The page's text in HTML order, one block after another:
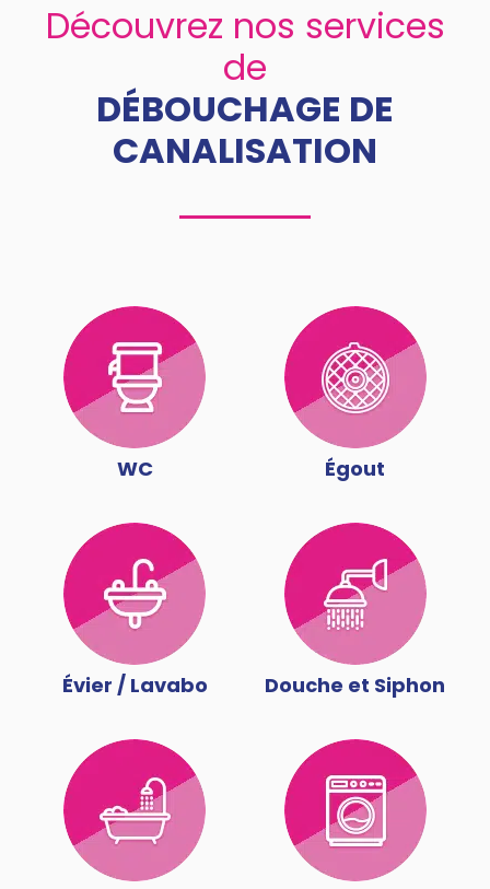
Découvrez nos services
de
DÉBOUCHAGE DE
CANALISATION
WC Égout
Évier / Lavabo Douche et Siphon